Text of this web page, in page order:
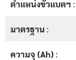
ตำแหน่งขั้วแบตฯ :
มาตรฐาน :
ความจุ (Ah) :